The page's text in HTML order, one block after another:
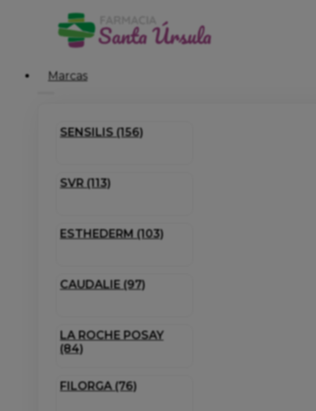
Marcas
SENSILIS (156)
SVR (113)
ESTHEDERM (103)
CAUDALIE (97)
LA ROCHE POSAY
(84)
FILORGA (76)